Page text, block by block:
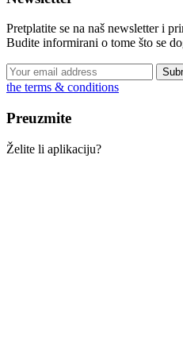
Pretplatite se na naš newsletter i
Budite informirani o tome što se
the terms & conditions
Preuzmite
Želite li aplikaciju?